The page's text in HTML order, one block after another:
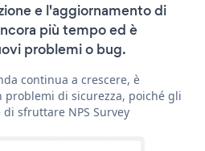
e l'aggiornamento di
più tempo ed è
problemi o bug.
continua a crescere, è
di sicurezza, poiché gli
sfruttare NPS Survey